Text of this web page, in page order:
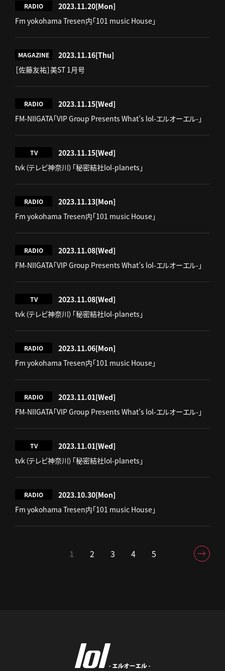
RADIO 2023.11.20[Mon]
Fm yokohama Tresen内「101 music House」
MAGAZINE 2023.11.16[Thu]
［佐藤友祐］美ST 1月号
RADIO 2023.11.15[Wed]
FM-NIIGATA「VIP Group Presents What’s lol-エルオーエル-」
TV 2023.11.15[Wed]
tvk（テレビ神奈川）「秘密結社lol-planets」
RADIO 2023.11.13[Mon]
Fm yokohama Tresen内「101 music House」
RADIO 2023.11.08[Wed]
FM-NIIGATA「VIP Group Presents What’s lol-エルオーエル-」
TV 2023.11.08[Wed]
tvk（テレビ神奈川）「秘密結社lol-planets」
RADIO 2023.11.06[Mon]
Fm yokohama Tresen内「101 music House」
RADIO 2023.11.01[Wed]
FM-NIIGATA「VIP Group Presents What’s lol-エルオーエル-」
TV 2023.11.01[Wed]
tvk（テレビ神奈川）「秘密結社lol-planets」
RADIO 2023.10.30[Mon]
Fm yokohama Tresen内「101 music House」
1 2 3 4 5